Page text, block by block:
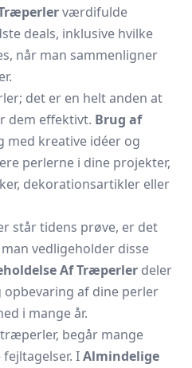
værdifulde
deals, inklusive hvilke
når man sammenligner
det er en helt anden at
dem effektivt. Brug af
med kreative idéer og
perlerne i dine projekter,
dekorationsartikler eller
står tidens prøve, er det
vedligeholder disse
Af Træperler deler
af dine perler
i mange år.
begår mange
IAlmindelige